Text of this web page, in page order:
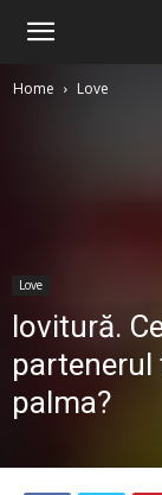
Home Love
Love
lovitură.
partenerul
palma?